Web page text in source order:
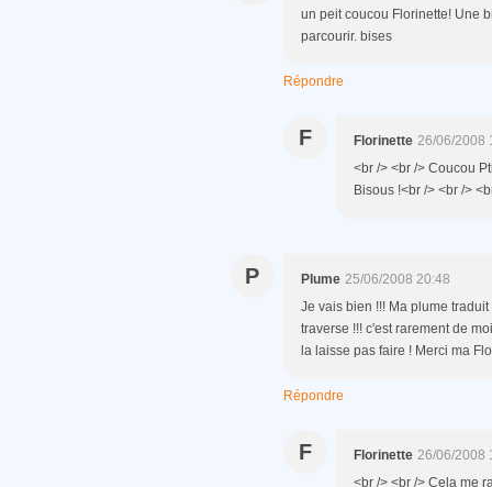
un peit coucou Florinette! Une
parcourir. bises
Répondre
F Florinette 26/06/2008
<br /> <br /> Coucou
Bisous !<br /> <br />
P Plume 25/06/2008 20:48
Je vais bien !!! Ma plume
traverse !!! c'est rarement de
la laisse pas faire ! Merci ma
Répondre
F Florinette 26/06/2008
<br /> <br /> Cela me